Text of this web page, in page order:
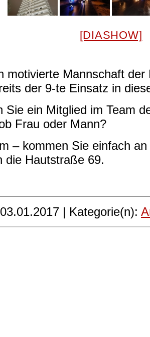
[DIASHOW]
motivierte Mannschaft
der 9-te Einsatz in
Sie ein Mitglied im Team
Frau oder Mann?
– kommen Sie einfach
die Hautstraße 69.
| Kategorie(n):